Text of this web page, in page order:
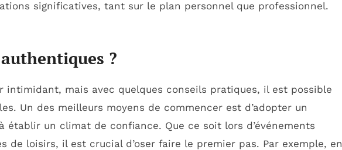
significatives, tant sur le plan personnel que professionnel.
?
intimidant, mais avec quelques conseils pratiques, il est possible
Un des meilleurs moyens de commencer est d’adopter un
établir un climat de confiance. Que ce soit lors d’événements
de loisirs, il est crucial d’oser faire le premier pas. Par exemple, en